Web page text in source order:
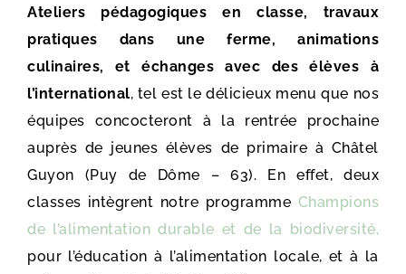
Ateliers pédagogiques en classe, travaux
pratiques dans une ferme, animations
culinaires, et échanges avec des élèves à
l’international, tel est le délicieux menu que nos
équipes concocteront à la rentrée prochaine
auprès de jeunes élèves de primaire à Châtel
Guyon (Puy de Dôme – 63). En effet, deux
classes intègrent notre programme Champions
de l’alimentation durable et de la biodiversité,
pour l’éducation à l’alimentation locale, et à la